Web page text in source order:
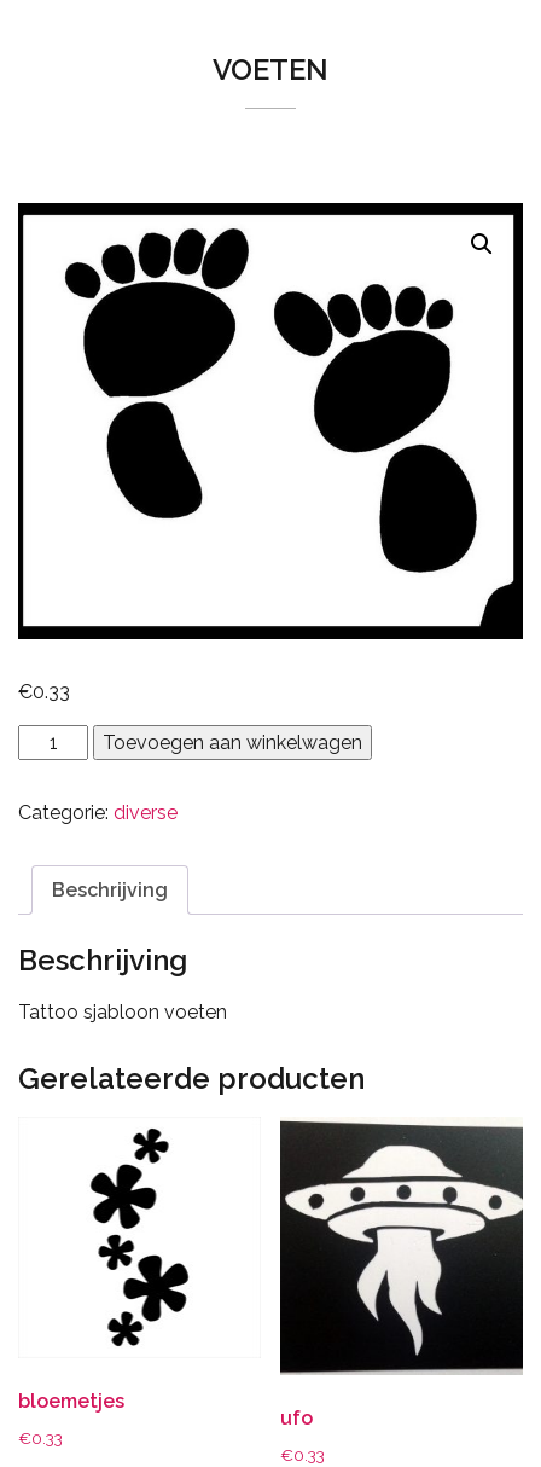
VOETEN
€0.33
Voeten
aantal
Toevoegen aan winkelwagen
Categorie: diverse
Beschrijving
Beschrijving
Tattoo sjabloon voeten
Gerelateerde producten
bloemetjes
€0.33
ufo
€0.33